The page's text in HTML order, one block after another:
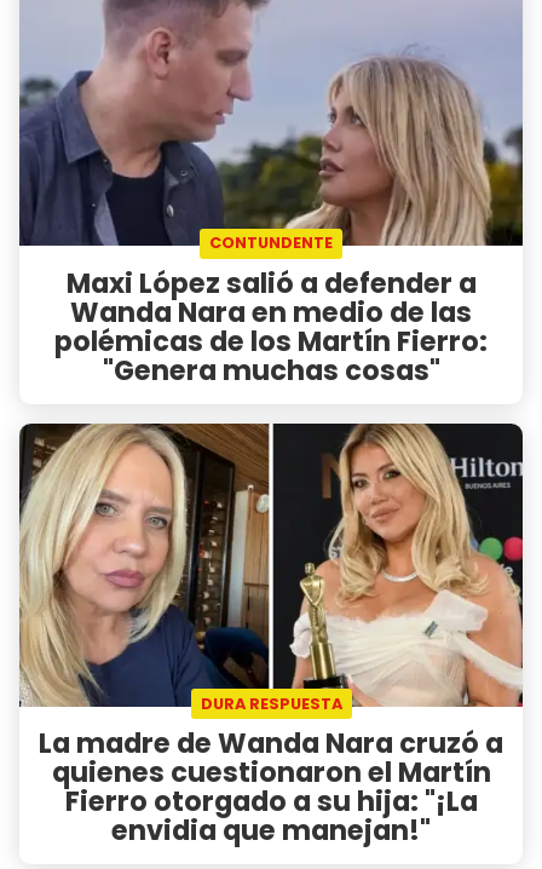
CONTUNDENTE
Maxi López salió a defender a
Wanda Nara en medio de las
polémicas de los Martín Fierro:
"Genera muchas cosas"
DURA RESPUESTA
La madre de Wanda Nara cruzó a
quienes cuestionaron el Martín
Fierro otorgado a su hija: "¡La
envidia que manejan!"